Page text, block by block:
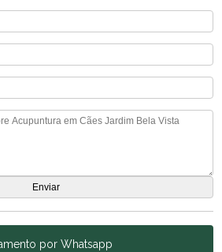
por Whatsapp